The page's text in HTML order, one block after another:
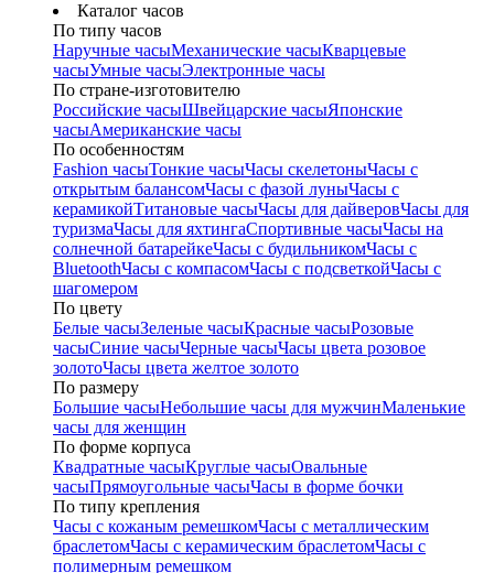
Каталог часов
По типу часов
Наручные часыМеханические часыКварцевые
часыУмные часыЭлектронные часы
По стране-изготовителю
Российские часыШвейцарские часыЯпонские
часыАмериканские часы
По особенностям
Fashion часыТонкие часыЧасы скелетоныЧасы с
открытым балансомЧасы с фазой луныЧасы с
керамикойТитановые часыЧасы для дайверовЧасы для
туризмаЧасы для яхтингаСпортивные часыЧасы на
солнечной батарейкеЧасы с будильникомЧасы с
BluetoothЧасы с компасомЧасы с подсветкойЧасы с
шагомером
По цвету
Белые часыЗеленые часыКрасные часыРозовые
часыСиние часыЧерные часыЧасы цвета розовое
золотоЧасы цвета желтое золото
По размеру
Большие часыНебольшие часы для мужчинМаленькие
часы для женщин
По форме корпуса
Квадратные часыКруглые часыОвальные
часыПрямоугольные часыЧасы в форме бочки
По типу крепления
Часы с кожаным ремешкомЧасы с металлическим
браслетомЧасы с керамическим браслетомЧасы с
полимерным ремешком